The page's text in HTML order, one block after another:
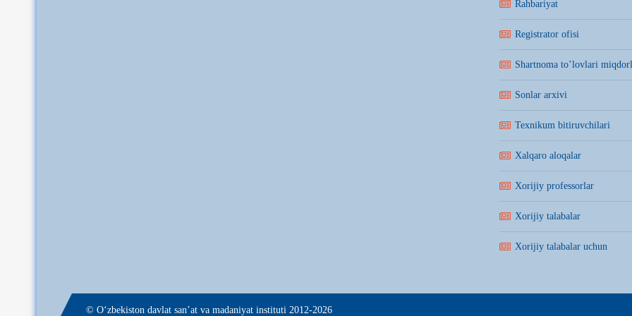
Rahbariyat
Registrator ofisi
Shartnoma to’lovlari
Sonlar arxivi
Texnikum bitiruvchilari
Xalqaro aloqalar
Xorijiy professorlar
Xorijiy talabalar
Xorijiy talabalar uchun
© О‘zbekiston davlat san’at va madaniyat instituti 2012-2026